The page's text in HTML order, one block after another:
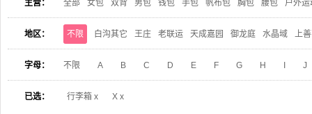
主营： 全部 女包 双背 男包 钱包 手包 帆布包 胸包 腰包 户外运
地区： 不限 白沟其它 王庄 老联运 天成嘉园 御龙庭 水晶域 上
字母： 不限 A B C D E F G H J
已选： 行李箱 x X x